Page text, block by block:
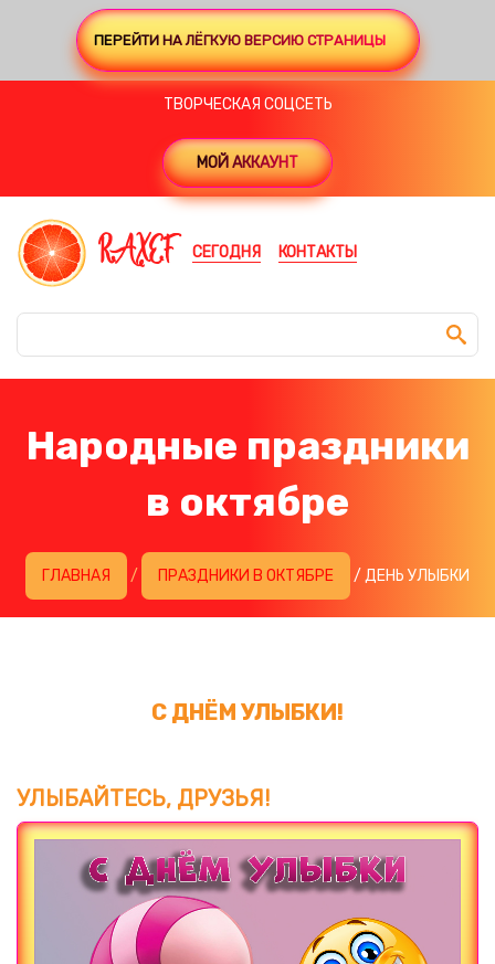
ПЕРЕЙТИ НА ЛЁГКУЮ ВЕРСИЮ СТРАНИЦЫ
ТВОРЧЕСКАЯ СОЦСЕТЬ
МОЙ АККАУНТ
RAXEF СЕГОДНЯ КОНТАКТЫ
Народные праздники
в октябре
ГЛАВНАЯ / ПРАЗДНИКИ В ОКТЯБРЕ / ДЕНЬ УЛЫБКИ
С ДНЁМ УЛЫБКИ!
УЛЫБАЙТЕСЬ, ДРУЗЬЯ!
Загрузка картинки...